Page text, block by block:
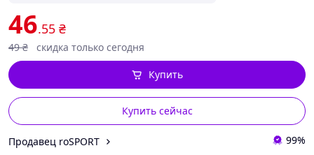
46.55 ₴
49 ₴ скидка только сегодня
Купить сейчас
Купить
Продавец roSPORT 99%